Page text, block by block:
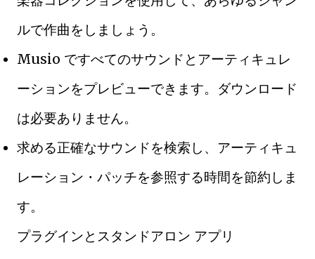
ルで作曲をしましょう。
Musio ですべてのサウンドとアーティキュレ
ーションをプレビューできます。ダウンロード
は必要ありません。
求める正確なサウンドを検索し、アーティキュ
レーション・パッチを参照する時間を節約しま
す。
プラグインとスタンドアロン アプリ